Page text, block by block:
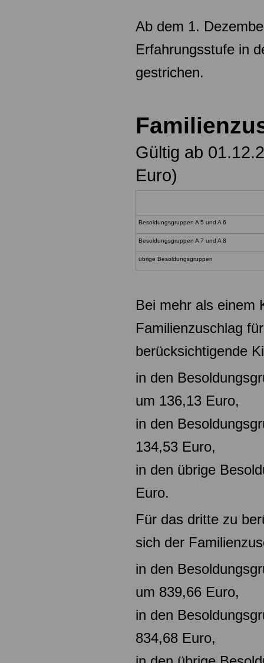
Ab dem 1.
Erfahrungsstufe in
gestrichen.
Gültig ab
Euro)
Besoldungsgruppen A 5 und A 6
Besoldungsgruppen A 7 und A 8
übrige Besoldungsgruppen
Bei mehr als einem
Familienzuschlag
berücksichtigende
in den
um 136,13 Euro,
in den
134,53 Euro,
in den übrige
Euro.
Für das dritte zu
sich der
in den
um 839,66 Euro,
in den
834,68 Euro,